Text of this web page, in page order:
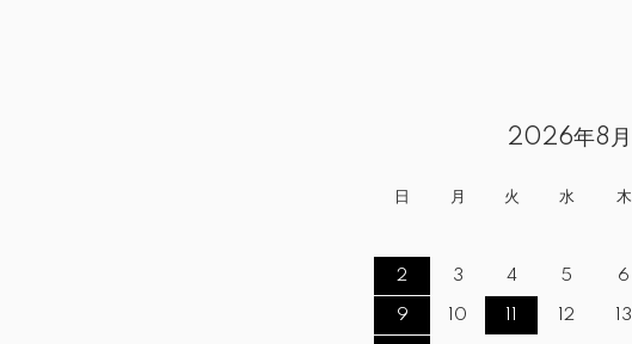
2026年8月
日 月 火 水 木
2 3 4 5 6
9 10 12 13